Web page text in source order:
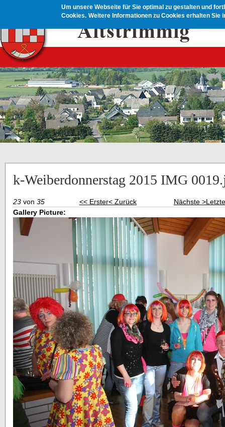
Um unsere Webseite für Sie optimal zu gestalten und
Cookies. Weitere Informationen zu Cookies erhalten Sie
k-Weiberdonnerstag 2015 IMG
23 von 35 << Erster< Zurück Nächste >
Gallery Picture: